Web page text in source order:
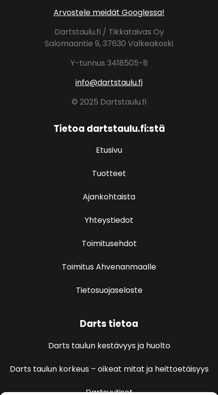
Arvostele meidät Googlessa!
Dartstaulu.fi / Tikkataivas Oy
Salomaantie 9, 37630 Valkeakoski
Y-tunnus 3418505-8
info@dartstaulu.fi
© 2025 Dartstaulu.fi
Tietoa dartstaulu.fi:stä
Etusivu
Tuotteet
Ajankohtaista
Yhteystiedot
Toimitusehdot
Toimitus Ahvenanmaalle
Tietosuojaseloste
Darts tietoa
Darts taulun kestävyys ja huolto
Darts taulun korkeus – oikeat mitat ja heittoetäisyys
Dartsuutiset